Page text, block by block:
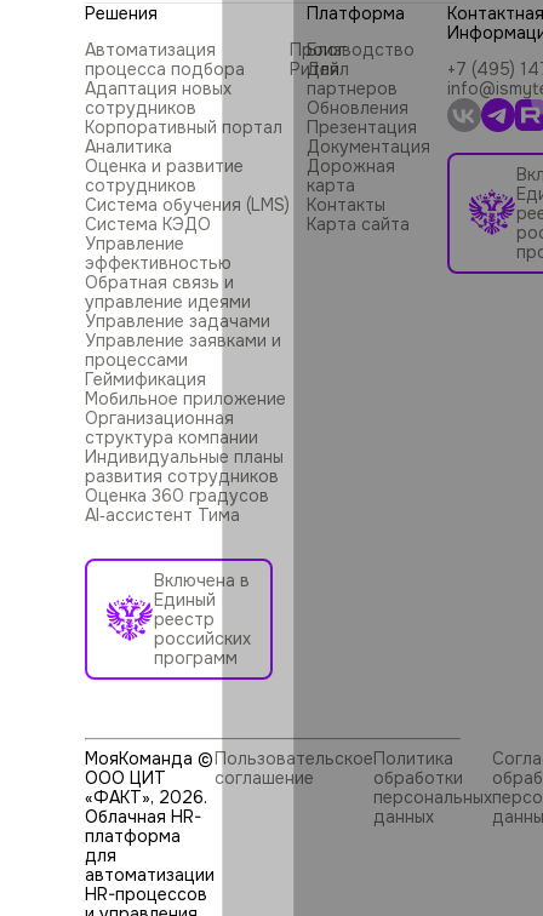
Решения
Автоматизация
процесса подбора
Адаптация новых
сотрудников
Корпоративный портал
Аналитика
Оценка и развитие
сотрудников
Система обучения (LMS)
Система КЭДО
Управление
эффективностью
Обратная связь и
управление идеями
Управление задачами
Управление заявками и
процессами
Геймификация
Мобильное приложение
Организационная
структура компании
Индивидуальные планы
развития сотрудников
Оценка 360 градусов
AI‑ассистент Тима
Производство
Ритейл
Платформа
Блог
Для
партнеров
Обновления
Презентация
Документация
Дорожная
карта
Контакты
Карта сайта
Контактная
+7 (495)
Включена в
Единый
реестр
российских
программ
МояКоманда ©
ООО ЦИТ
«ФАКТ», 2026.
Облачная HR-
платформа
для
автоматизации
HR⁠-⁠процессов
Пользовательское
соглашение
Политика
обработки
персональных
данных